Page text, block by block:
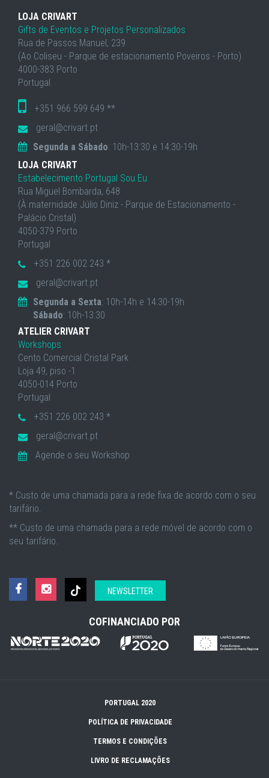
LOJA CRIVART
Gifts de Eventos e Projetos Personalizados
Rua de Passos Manuel, 239
(Ao Coliseu - Parque de estacionamento Poveiros - Porto)
4000-383 Porto
Portugal
+351 966 599 649 **
geral@crivart.pt
Segunda a Sábado: 10h-13:30 e 14:30-19h
LOJA CRIVART
Estabelecimento Portugal Sou Eu
Rua Miguel Bombarda, 648
(À maternidade Júlio Diniz - Parque de Estacionamento -
Palácio Cristal)
4050-379 Porto
Portugal
+351 226 002 243 *
geral@crivart.pt
Segunda a Sexta: 10h-14h e 14:30-19h
Sábado: 10h-13:30
ATELIER CRIVART
Workshops
Cento Comercial Cristal Park
Loja 49, piso -1
4050-014 Porto
Portugal
+351 226 002 243 *
geral@crivart.pt
Agende o seu Workshop
* Custo de uma chamada para a rede fixa de acordo com o seu
tarifário.
** Custo de uma chamada para a rede móvel de acordo com o
seu tarifário.
NEWSLETTER
COFINANCIADO POR
PORTUGAL 2020
POLÍTICA DE PRIVACIDADE
TERMOS E CONDIÇÕES
LIVRO DE RECLAMAÇÕES